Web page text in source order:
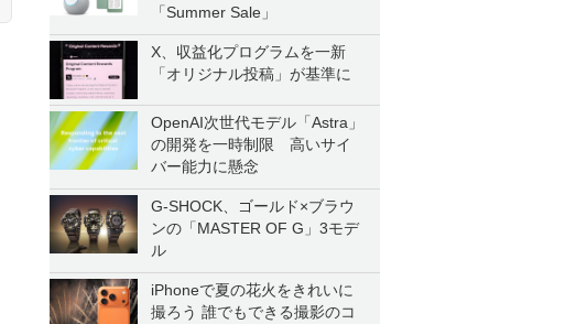
「Summer Sale」
X、収益化プログラムを一新
「オリジナル投稿」が基準に
OpenAI次世代モデル「Astra」
の開発を一時制限 高いサイ
バー能力に懸念
G-SHOCK、ゴールド×ブラウ
ンの「MASTER OF G」3モデ
ル
iPhoneで夏の花火をきれいに
撮ろう 誰でもできる撮影のコ